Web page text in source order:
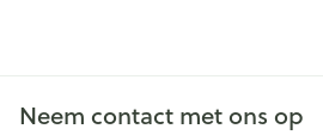
Neem contact met ons op